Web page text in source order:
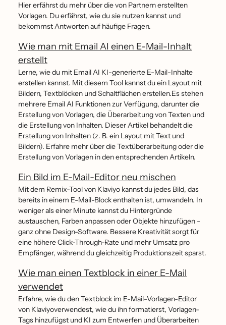
Hier erfährst du mehr über die von Partnern erstellten
Vorlagen. Du erfährst, wie du sie nutzen kannst und
bekommst Antworten auf häufige Fragen.
Wie man mit Email AI einen E-Mail-Inhalt
erstellt
Lerne, wie du mit Email AI KI-generierte E-Mail-Inhalte
erstellen kannst. Mit diesem Tool kannst du ein Layout mit
Bildern, Textblöcken und Schaltflächen erstellen.Es stehen
mehrere Email AI Funktionen zur Verfügung, darunter die
Erstellung von Vorlagen, die Überarbeitung von Texten und
die Erstellung von Inhalten. Dieser Artikel behandelt die
Erstellung von Inhalten (z. B. ein Layout mit Text und
Bildern). Erfahre mehr über die Textüberarbeitung oder die
Erstellung von Vorlagen in den entsprechenden Artikeln.
Ein Bild im E-Mail-Editor neu mischen
Mit dem Remix-Tool von Klaviyo kannst du jedes Bild, das
bereits in einem E-Mail-Block enthalten ist, umwandeln. In
weniger als einer Minute kannst du Hintergründe
austauschen, Farben anpassen oder Objekte hinzufügen -
ganz ohne Design-Software. Bessere Kreativität sorgt für
eine höhere Click-Through-Rate und mehr Umsatz pro
Empfänger, während du gleichzeitig Produktionszeit sparst.
Wie man einen Textblock in einer E-Mail
verwendet
Erfahre, wie du den Textblock im E-Mail-Vorlagen-Editor
von Klaviyoverwendest, wie du ihn formatierst, Vorlagen-
Tags hinzufügst und KI zum Entwerfen und Überarbeiten